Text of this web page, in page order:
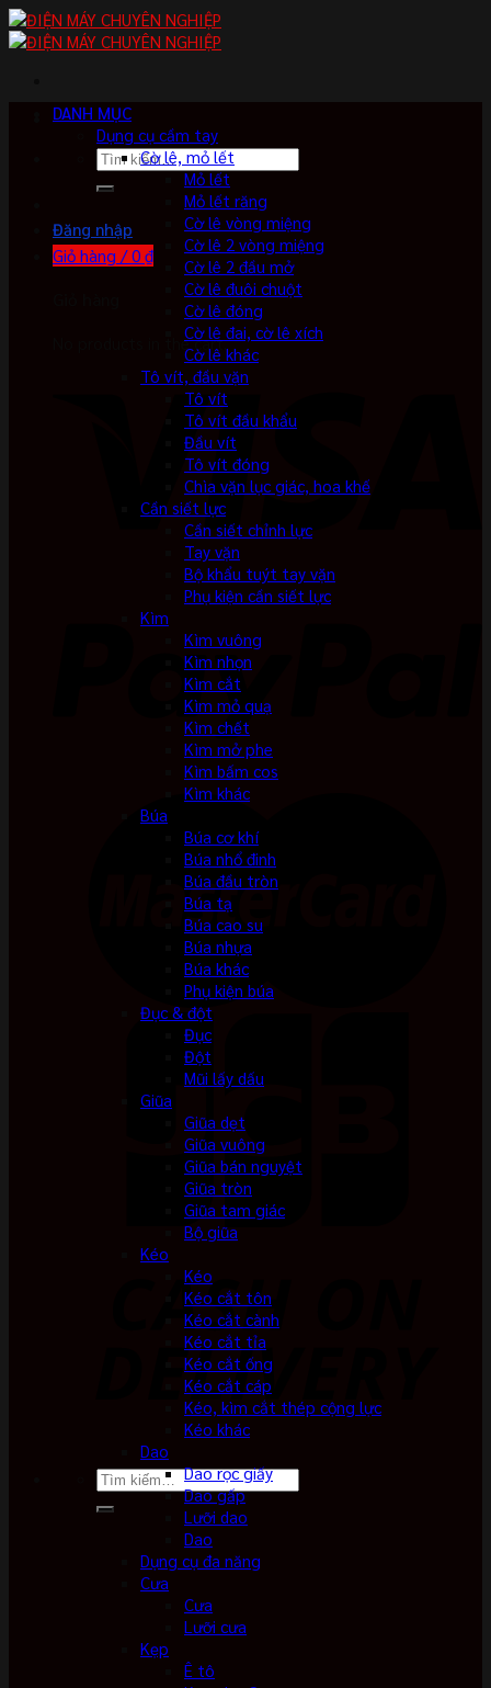
Skip
to
Tìm
kiếm:
Đăng nhập
Giỏ hàng /0 ₫
No products in the cart.
Tìm
DANH MỤC
Dụng cụ cầm tay
Cờ lê, mỏ lết
Mỏ lết
Mỏ lết răng
Cờ lê vòng miệng
Cờ lê 2 vòng miệng
Cờ lê 2 đầu mở
Cờ lê đuôi chuột
Cờ lê đóng
Cờ lê đai, cờ lê xích
Cờ lê khác
Tô vít, đầu vặn
Tô vít
Tô vít đầu khẩu
Đầu vít
Tô vít đóng
Chìa vặn lục giác, hoa khế
Cần siết lực
Cần siết chỉnh lực
Tay vặn
Bộ khẩu tuýt tay vặn
Phụ kiện cần siết lực
Kìm
Kìm vuông
Kìm nhọn
Kìm cắt
Kìm mỏ quạ
Kìm chết
Kìm mở phe
Kìm bấm cos
Kìm khác
Búa
Búa cơ khí
Búa nhổ đinh
Búa đầu tròn
Búa tạ
Búa cao su
Búa nhựa
Búa khác
Phụ kiện búa
Đục & đột
Đục
Đột
Mũi lấy dấu
Giũa
Giũa dẹt
Giũa vuông
Giũa bán nguyệt
Giũa tròn
Giũa tam giác
Bộ giũa
Kéo
Kéo
Kéo cắt tôn
Kéo cắt cành
Kéo cắt tỉa
Kéo cắt ống
Kéo cắt cáp
Kéo, kìm cắt thép cộng lực
Kéo khác
Dao
Dao rọc giấy
Dao gấp
Lưỡi dao
Dao
Dụng cụ đa năng
Cưa
Cưa
Lưỡi cưa
Kẹp
Ê tô